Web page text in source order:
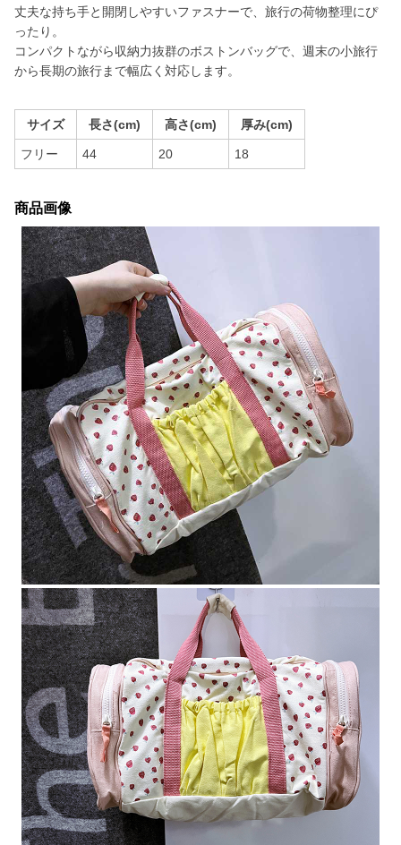
丈夫な持ち手と開閉しやすいファスナーで、旅行の荷物整理にぴ
ったり。
コンパクトながら収納力抜群のボストンバッグで、週末の小旅行
から長期の旅行まで幅広く対応します。
サイズ 長さ(cm) 高さ(cm) 厚み(cm)
フリー 44 20 18
商品画像